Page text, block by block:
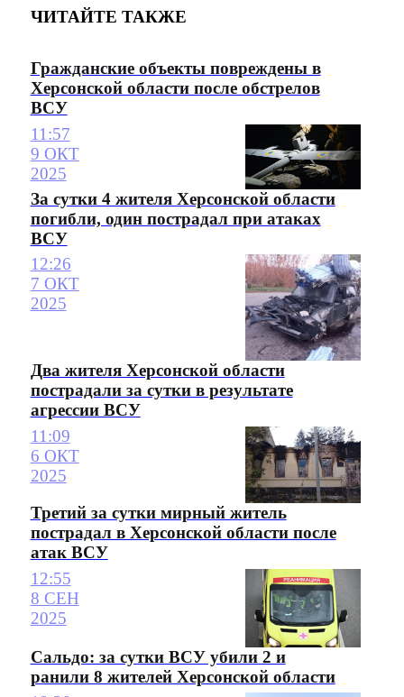
ЧИТАЙТЕ ТАКЖЕ
Гражданские объекты повреждены в
Херсонской области после обстрелов
ВСУ
11:57
9 ОКТ
2025
За сутки 4 жителя Херсонской области
погибли, один пострадал при атаках
ВСУ
12:26
7 ОКТ
2025
Два жителя Херсонской области
пострадали за сутки в результате
агрессии ВСУ
11:09
6 ОКТ
2025
Третий за сутки мирный житель
пострадал в Херсонской области после
атак ВСУ
12:55
8 СЕН
2025
Сальдо: за сутки ВСУ убили 2 и
ранили 8 жителей Херсонской области